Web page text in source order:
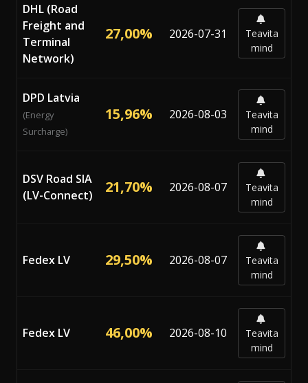
DHL (Road
Freight and
Terminal
Network)
27,00% 2026-07-31
Teavita
mind
DPD Latvia
(Energy
Surcharge)
15,96% 2026-08-03
Teavita
mind
DSV Road SIA
(LV-Connect)
21,70% 2026-08-07
Teavita
mind
Fedex LV 29,50% 2026-08-07
Teavita
mind
Fedex LV 46,00% 2026-08-10
Teavita
mind